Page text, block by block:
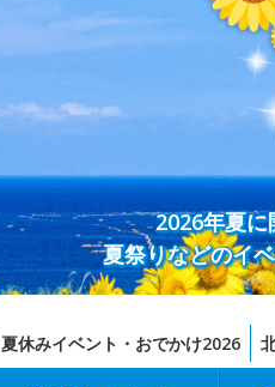
2026年夏
夏祭りなどのイ
夏休みイベント・おでかけ2026